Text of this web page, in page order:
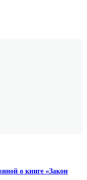
о книге «Закон